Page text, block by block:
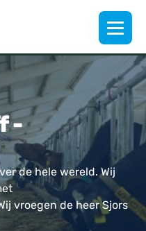
-
de hele wereld. Wij
vroegen de heer Sjors